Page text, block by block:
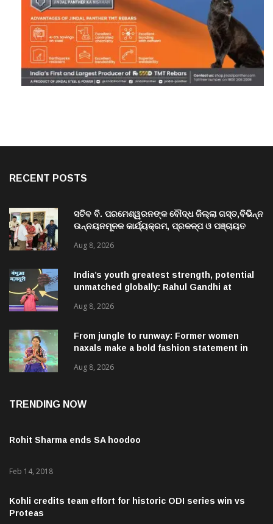
RECENT POSTS
ସଚିବ ବି. ପରମେଶ୍ୱରନଙ୍କ ବୌଦ୍ଧ ଜିଲ୍ଲା ଗସ୍ତ,ବିଭିନ୍ନ
ଉନ୍ନୟନମୂଳକ କାର୍ଯ୍ୟକ୍ରମ, ପ୍ରକଳ୍ପ ଓ ପଞ୍ଚାୟତ
Aug 8, 2026
India’s youth greatest strength, potential
unmatched globally: Rahul Gandhi at
Aug 8, 2026
From jungle to runway: Former women
naxals make a bold fashion statement in
Aug 8, 2026
TRENDING NOW
Rohit Sharma ends SA hoodoo
Feb 14, 2018
Kohli credits team effort for historic ODI series win vs
Proteas